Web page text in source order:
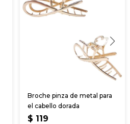
Broche pinza de metal para
el cabello dorada
$ 119